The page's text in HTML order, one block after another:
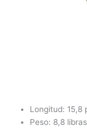
Longitud: 15,8
Peso: 8,8